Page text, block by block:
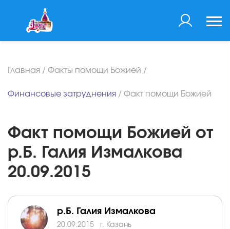
Главная / Факты помощи Божией /
Финансовые затруднения / Факт помощи Божией
Факт помощи Божией от
р.Б. Галия Измалкова
20.09.2015
р.Б. Галия Измалкова
20.09.2015 г. Казань